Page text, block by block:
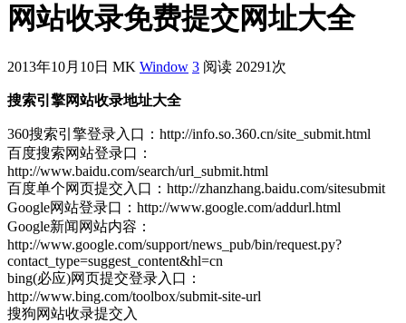
网站收录免费提交网址大全
2013年10月10日 MK Window 3 阅读 20291次
搜索引擎网站收录地址大全
360搜索引擎登录入口：http://info.so.360.cn/site_submit.html
百度搜索网站登录口：
http://www.baidu.com/search/url_submit.html
百度单个网页提交入口：http://zhanzhang.baidu.com/sitesubmit
Google网站登录口：http://www.google.com/addurl.html
Google新闻网站内容：
http://www.google.com/support/news_pub/bin/request.py?
contact_type=suggest_content&hl=cn
bing(必应)网页提交登录入口：
http://www.bing.com/toolbox/submit-site-url
搜狗网站收录提交入